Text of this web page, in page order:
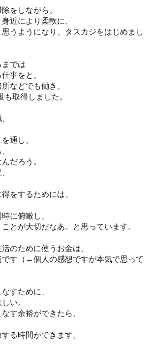
をしながら、
近により柔軟に、
うようになり、タスカジをはじめまし
では
事をと、
などでも働き、
取得しました。
通し、
だろう。
をするためには、
に俯瞰し、
ことが大切だなあ。と思っています。
のために使うお金は、
す（←個人の感想ですが本気で思って
すために、
い。
す余裕ができたら、
る時間ができます。